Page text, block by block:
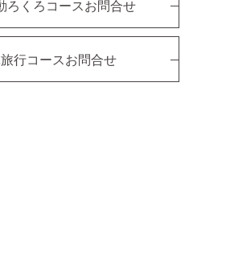
ろくろコースお問合せ
行コースお問合せ